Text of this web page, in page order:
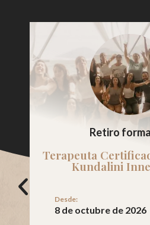
Retiro
Terapeuta
Kundalini
Desde:
8 de octubre de 2026